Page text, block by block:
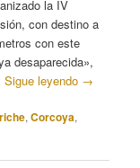
la IV
con destino a
con este
desaparecida»,
Sigue leyendo →
,Corcoya,